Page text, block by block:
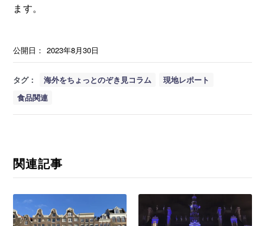
ます。
公開日： 2023年8月30日
タグ： 海外をちょっとのぞき見コラム
現地レポート
食品関連
関連記事